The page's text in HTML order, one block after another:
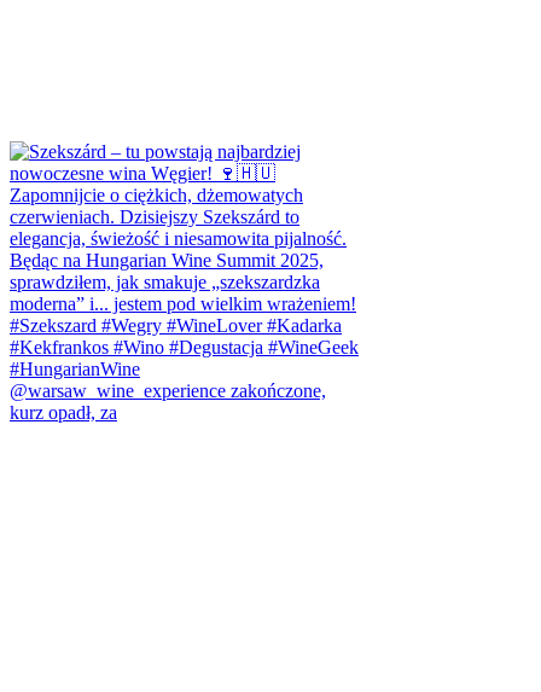
@warsaw_wine_experience zakończone,
kurz opadł, za